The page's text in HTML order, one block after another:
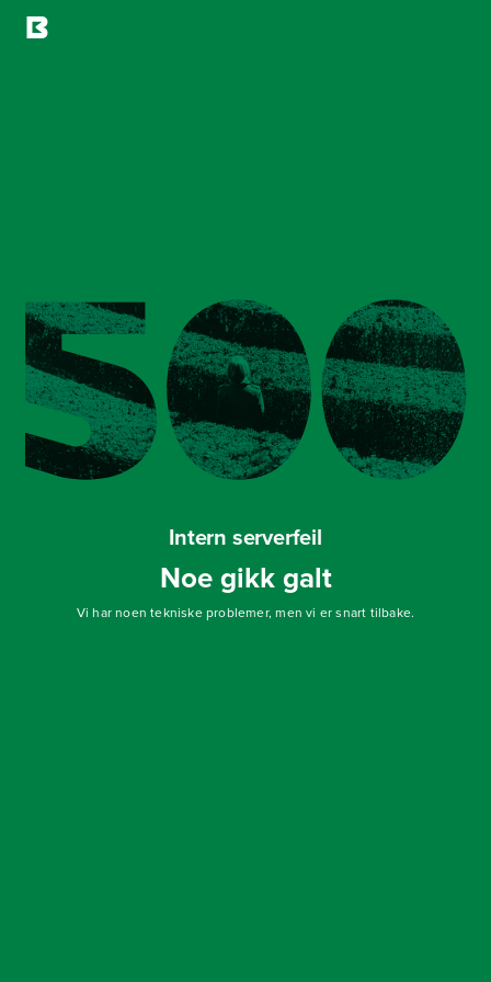
Intern serverfeil
Noe gikk galt
Vi har noen tekniske problemer, men vi er snart tilbake.